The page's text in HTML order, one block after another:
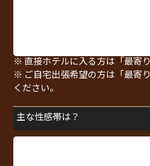
※ 直接ホテルに入る方は「最寄
※ ご自宅出張希望の方は「最寄
ください。
主な性感帯は？